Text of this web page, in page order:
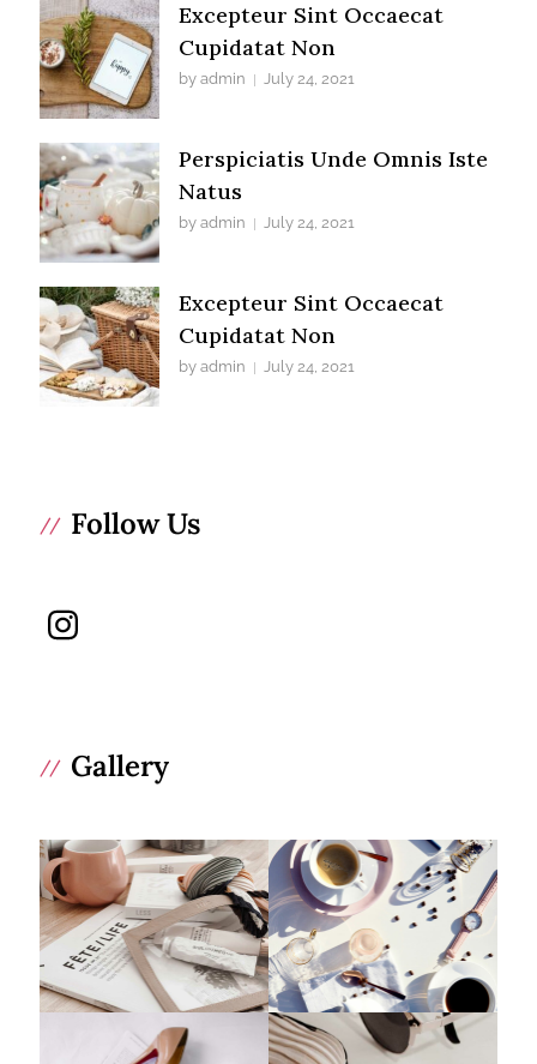
Excepteur Sint Occaecat
Cupidatat Non
by admin July 24, 2021
Perspiciatis Unde Omnis Iste
Natus
by admin July 24, 2021
Excepteur Sint Occaecat
Cupidatat Non
by admin July 24, 2021
Follow Us
Gallery